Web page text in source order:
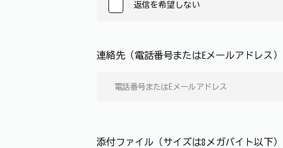
返信を希望しない
連絡先（電話番号またはEメールアドレス）
添付ファイル（サイズは8メガバイト以下）